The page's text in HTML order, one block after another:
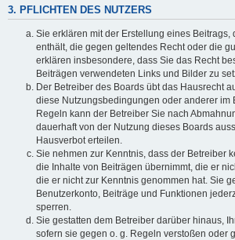
3. PFLICHTEN DES NUTZERS
Sie erklären mit der Erstellung eines Beitrags,
enthält, die gegen geltendes Recht oder die
erklären insbesondere, dass Sie das Recht
Beiträgen verwendeten Links und Bilder zu
Der Betreiber des Boards übt das Hausrecht
diese Nutzungsbedingungen oder anderer im
Regeln kann der Betreiber Sie nach
dauerhaft von der Nutzung dieses Boards
Hausverbot erteilen.
Sie nehmen zur Kenntnis, dass der Betreiber
die Inhalte von Beiträgen übernimmt, die er
die er nicht zur Kenntnis genommen hat. Sie
Benutzerkonto, Beiträge und Funktionen
sperren.
Sie gestatten dem Betreiber darüber hinaus,
sofern sie gegen o. g. Regeln verstoßen oder